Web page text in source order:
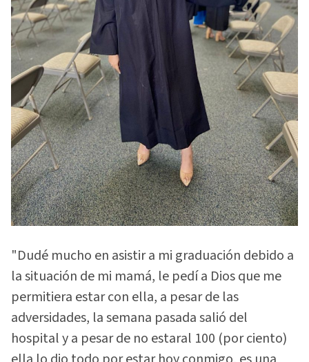
"Dudé mucho en asistir a mi graduación debido a
la situación de mi mamá, le pedí a Dios que me
permitiera estar con ella, a pesar de las
adversidades, la semana pasada salió del
hospital y a pesar de no estaral 100 (por ciento)